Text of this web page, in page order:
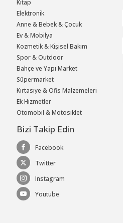
Kitap
Elektronik
Anne & Bebek & Çocuk
Ev & Mobilya
Kozmetik & Kişisel Bakım
Spor & Outdoor
Bahçe ve Yapı Market
Süpermarket
Kırtasiye & Ofis Malzemeleri
Ek Hizmetler
Otomobil & Motosiklet
Bizi Takip Edin
Facebook
Twitter
Instagram
Youtube